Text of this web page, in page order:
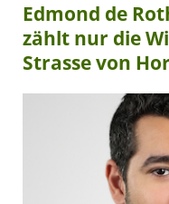
Edmond de
zählt nur die
Strasse von